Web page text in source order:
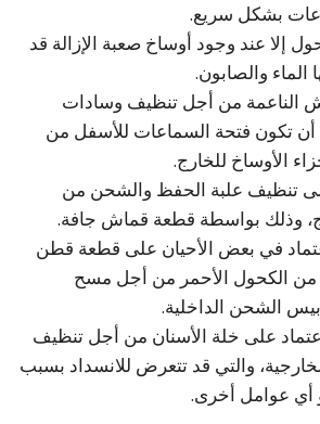
بشكل سريع.
إلا عند وجود أوساخ صعبة الإزالة قد
الماء والصابون.
الناعمة من أجل تنظيف وسادات
أن تكون فتحة السماعات للأسفل من
الأوساخ للخارج.
تنظيف علبة الحفظ والشحن من
وذلك بواسطة قطعة قماش جافة.
في بعض الأحيان على قطعة قطن
من الكحول الأحمر من أجل مسح
الشحن الداخلية.
على خلة الأسنان من أجل تنظيف
والتي قد تتعرض للانسداد بسبب
أي عوامل أخرى.